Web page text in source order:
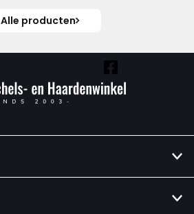
Alle producten